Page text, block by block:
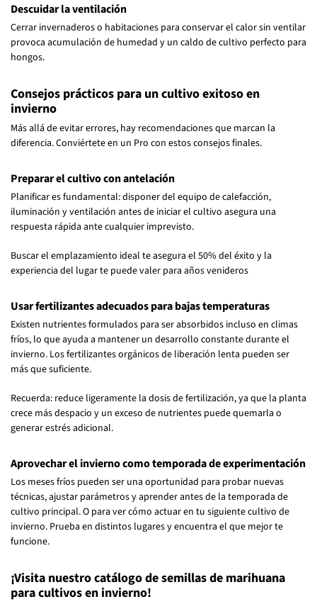
Descuidar la ventilación
Cerrar invernaderos o habitaciones para conservar el calor sin ventilar
provoca acumulación de humedad y un caldo de cultivo perfecto para
hongos.
Consejos prácticos para un cultivo exitoso en
invierno
Más allá de evitar errores, hay recomendaciones que marcan la
diferencia. Conviértete en un Pro con estos consejos finales.
Preparar el cultivo con antelación
Planificar es fundamental: disponer del equipo de calefacción,
iluminación y ventilación antes de iniciar el cultivo asegura una
respuesta rápida ante cualquier imprevisto.
Buscar el emplazamiento ideal te asegura el 50% del éxito y la
experiencia del lugar te puede valer para años venideros
Usar fertilizantes adecuados para bajas temperaturas
Existen nutrientes formulados para ser absorbidos incluso en climas
fríos, lo que ayuda a mantener un desarrollo constante durante el
invierno. Los fertilizantes orgánicos de liberación lenta pueden ser
más que suficiente.
Recuerda: reduce ligeramente la dosis de fertilización, ya que la planta
crece más despacio y un exceso de nutrientes puede quemarla o
generar estrés adicional.
Aprovechar el invierno como temporada de experimentación
Los meses fríos pueden ser una oportunidad para probar nuevas
técnicas, ajustar parámetros y aprender antes de la temporada de
cultivo principal. O para ver cómo actuar en tu siguiente cultivo de
invierno. Prueba en distintos lugares y encuentra el que mejor te
funcione.
¡Visita nuestro catálogo de semillas de marihuana
para cultivos en invierno!